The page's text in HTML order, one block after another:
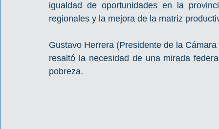
igualdad de oportunidades en la
regionales y la mejora de la matriz
Gustavo Herrera (Presidente de la
resaltó la necesidad de una mirada
pobreza.